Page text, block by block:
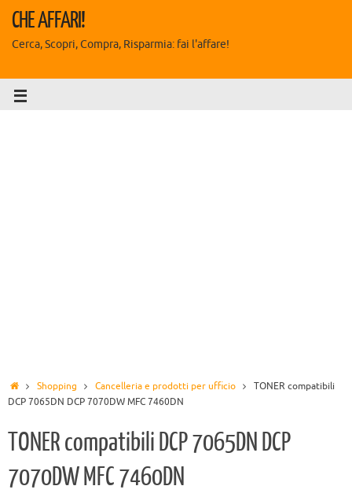
CHE AFFARI!
Cerca, Scopri, Compra, Risparmia: fai l'affare!
Shopping Cancelleria e prodotti per ufficio
TONER compatibili
DCP 7065DN DCP 7070DW MFC 7460DN
TONER compatibili DCP 7065DN DCP
7070DW MFC 7460DN